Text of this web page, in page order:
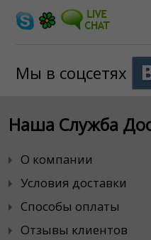
Мы в соцсетях
Наша Служба
О компании
Условия доставки
Способы оплаты
Отзывы клиентов